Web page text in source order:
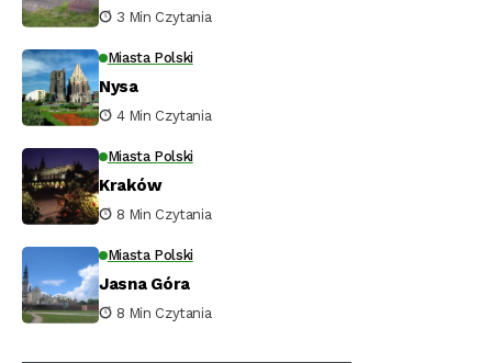
3 Min Czytania
Miasta Polski
Nysa
4 Min Czytania
Miasta Polski
Kraków
8 Min Czytania
Miasta Polski
Jasna Góra
8 Min Czytania